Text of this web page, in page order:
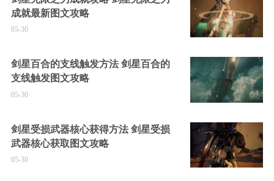
成就最新图文攻略
05-30
剑星百合的支线触发方法 剑星百合的
支线触发图文攻略
05-30
剑星受损武器核心获得方法 剑星受损
武器核心获取图文攻略
05-30